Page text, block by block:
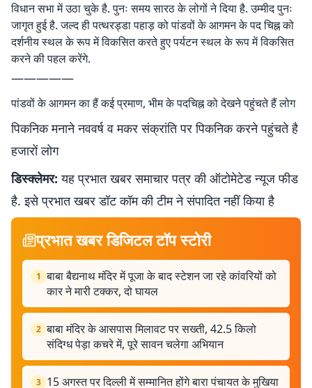
विधान सभा में उठा चुके है. पुनः समय सारठ के लोगों ने दिया है. उम्मीद पुनः
जागृत हुई है. जल्द ही पत्थरड्डा पहाड़ को पांडवों के आगमन के पद चिह्न को
दर्शनीय स्थल के रूप में विकसित करते हुए पर्यटन स्थल के रूप में विकसित
करने की पहल करेंगे.
—————
पांडवों के आगमन का हैं कई प्रमाण, भीम के पदचिह्न को देखने पहुंचते हैं लोग
पिकनिक मनाने नववर्ष व मकर संक्रांति पर पिकनिक करने पहुंचते है
हजारों लोग
डिस्क्लेमर: यह प्रभात खबर समाचार पत्र की ऑटोमेटेड न्यूज फीड
है. इसे प्रभात खबर डॉट कॉम की टीम ने संपादित नहीं किया है
प्रभात खबर डिजिटल टॉप स्टोरी
1 बाबा बैद्यनाथ मंदिर में पूजा के बाद स्टेशन जा रहे कांवरियों को
कार ने मारी टक्कर, दो घायल
2 बाबा मंदिर के आसपास मिलावट पर सख्ती, 42.5 किलो
संदिग्ध पेड़ा कचरे में, पूरे सावन चलेगा अभियान
3 15 अगस्त पर दिल्ली में सम्मानित होंगे बारा पंचायत के मुखिया